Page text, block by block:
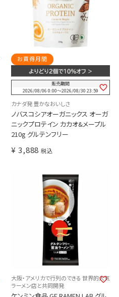
お買得月間
販売期間
2026/08/06 0:00〜2026/08/30 23:59
カナダ発 豊かなおいしさ
ノバスコシアオーガニックス オーガ
ニックプロテイン カカオ&メープル
210g グルテンフリー
¥ 3,888 税込
大阪・アメリカで行列のできる 世界的人気
ラーメン店と共同開発